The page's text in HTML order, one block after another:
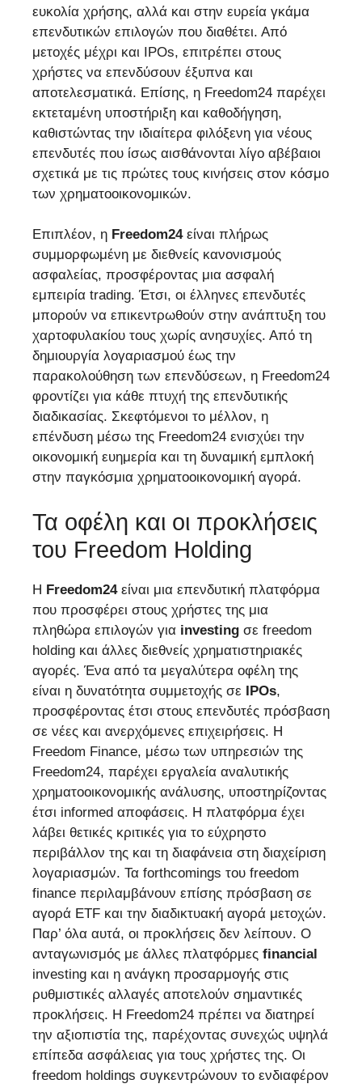
ευκολία χρήσης, αλλά και στην ευρεία γκάμα
επενδυτικών επιλογών που διαθέτει. Από
μετοχές μέχρι και IPOs, επιτρέπει στους
χρήστες να επενδύσουν έξυπνα και
αποτελεσματικά. Επίσης, η Freedom24 παρέχει
εκτεταμένη υποστήριξη και καθοδήγηση,
καθιστώντας την ιδιαίτερα φιλόξενη για νέους
επενδυτές που ίσως αισθάνονται λίγο αβέβαιοι
σχετικά με τις πρώτες τους κινήσεις στον κόσμο
των χρηματοοικονομικών.
Επιπλέον, η Freedom24είναι πλήρως
συμμορφωμένη με διεθνείς κανονισμούς
ασφαλείας, προσφέροντας μια ασφαλή
εμπειρία trading. Έτσι, οι έλληνες επενδυτές
μπορούν να επικεντρωθούν στην ανάπτυξη του
χαρτοφυλακίου τους χωρίς ανησυχίες. Από τη
δημιουργία λογαριασμού έως την
παρακολούθηση των επενδύσεων, η Freedom24
φροντίζει για κάθε πτυχή της επενδυτικής
διαδικασίας. Σκεφτόμενοι το μέλλον, η
επένδυση μέσω της Freedom24 ενισχύει την
οικονομική ευημερία και τη δυναμική εμπλοκή
στην παγκόσμια χρηματοοικονομική αγορά.
Τα οφέλη και οι προκλήσεις
του Freedom Holding
Η Freedom24είναι μια επενδυτική πλατφόρμα
που προσφέρει στους χρήστες της μια
πληθώρα επιλογών για investing σε freedom
holding και άλλες διεθνείς χρηματιστηριακές
αγορές. Ένα από τα μεγαλύτερα οφέλη της
είναι η δυνατότητα συμμετοχής σε IPOs,
προσφέροντας έτσι στους επενδυτές πρόσβαση
σε νέες και ανερχόμενες επιχειρήσεις. Η
Freedom Finance, μέσω των υπηρεσιών της
Freedom24, παρέχει εργαλεία αναλυτικής
χρηματοοικονομικής ανάλυσης, υποστηρίζοντας
έτσι informed αποφάσεις. Η πλατφόρμα έχει
λάβει θετικές κριτικές για το εύχρηστο
περιβάλλον της και τη διαφάνεια στη διαχείριση
λογαριασμών. Τα forthcomings του freedom
finance περιλαμβάνουν επίσης πρόσβαση σε
αγορά ETF και την διαδικτυακή αγορά μετοχών.
Παρ’ όλα αυτά, οι προκλήσεις δεν λείπουν. Ο
ανταγωνισμός με άλλες πλατφόρμες financial
investing και η ανάγκη προσαρμογής στις
ρυθμιστικές αλλαγές αποτελούν σημαντικές
προκλήσεις. Η Freedom24 πρέπει να διατηρεί
την αξιοπιστία της, παρέχοντας συνεχώς υψηλά
επίπεδα ασφάλειας για τους χρήστες της. Οι
freedom holdings συγκεντρώνουν το ενδιαφέρον